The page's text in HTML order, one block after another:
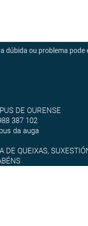
dúbida ou problema pode
DE OURENSE
387 102
da auga
DE QUEIXAS,